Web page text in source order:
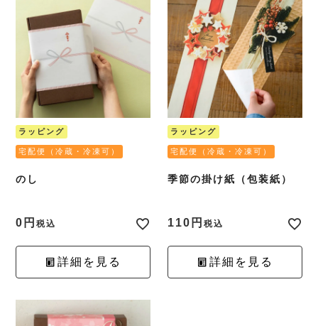
ラッピング
宅配便（冷蔵・冷凍可）
のし
0 税込
詳細を見る
ラッピング
宅配便（冷蔵・冷凍可）
季節の掛け紙（包装紙）
110 税込
詳細を見る